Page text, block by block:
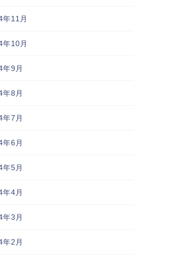
年11月
年10月
年9月
年8月
年7月
年6月
年5月
年4月
年3月
年2月